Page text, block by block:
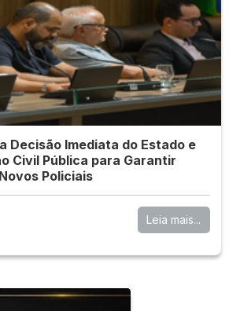
Decisão Imediata do Estado e
Civil Pública para Garantir
Policiais
Leia mais...